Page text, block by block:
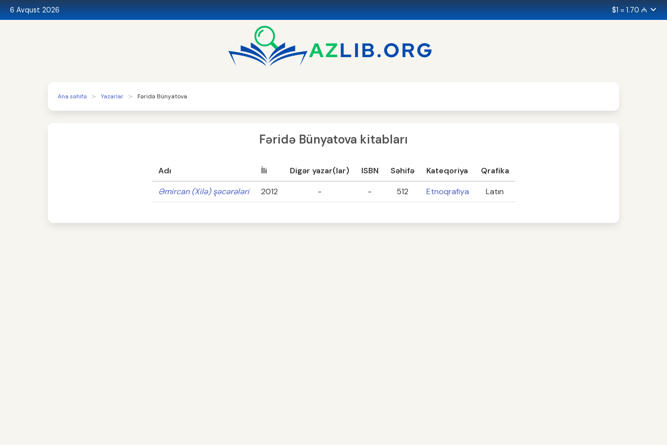
6 Avqust 2026 $1 = 1.70 ₼
Ana səhifə Yazarlar Fəridə Bünyatova
Fəridə Bünyatova kitabları
Adı İli Digər yazar(lar) ISBN Səhifə Kateqoriya
Qrafika
Əmircan (Xilə) şəcərələri
2012 - - 512 Etnoqrafiya Latın